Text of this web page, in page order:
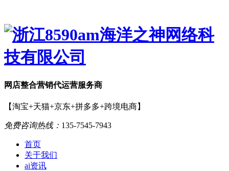
网店整合营销代运营服务商
【淘宝+天猫+京东+拼多多+跨境电商】
免费咨询热线： 135-7545-7943
首页
关于我们
ai资讯